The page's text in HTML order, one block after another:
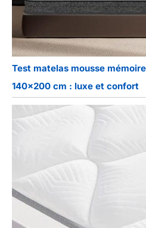
Test matelas mousse
140×200 cm : luxe et confort